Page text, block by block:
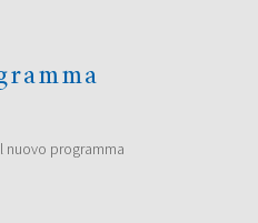
Guido Mattia Gallerani,
Marco Santagata
2019, prima edizione:
nuovo programma